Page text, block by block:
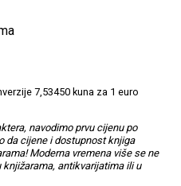
7,53450 kuna za 1 euro
navodimo prvu cijenu po
da cijene i dostupnost knjiga
Moderna vremena više se ne
antikvarijatima ili u